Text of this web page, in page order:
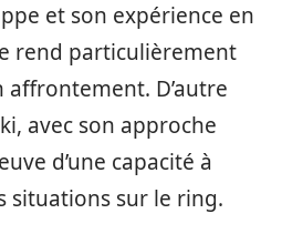
et son expérience en
rend particulièrement
D’autre
avec son approche
d’une capacité à
situations sur le ring.